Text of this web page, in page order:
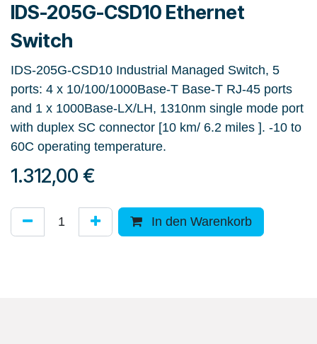
IDS-205G-CSD10 Ethernet
Switch
IDS-205G-CSD10 Industrial Managed Switch, 5
ports: 4 x 10/100/1000Base-T Base-T RJ-45 ports
and 1 x 1000Base-LX/LH, 1310nm single mode port
with duplex SC connector [10 km/ 6.2 miles ]. -10 to
60C operating temperature.
1.312,00 €
In den Warenkorb